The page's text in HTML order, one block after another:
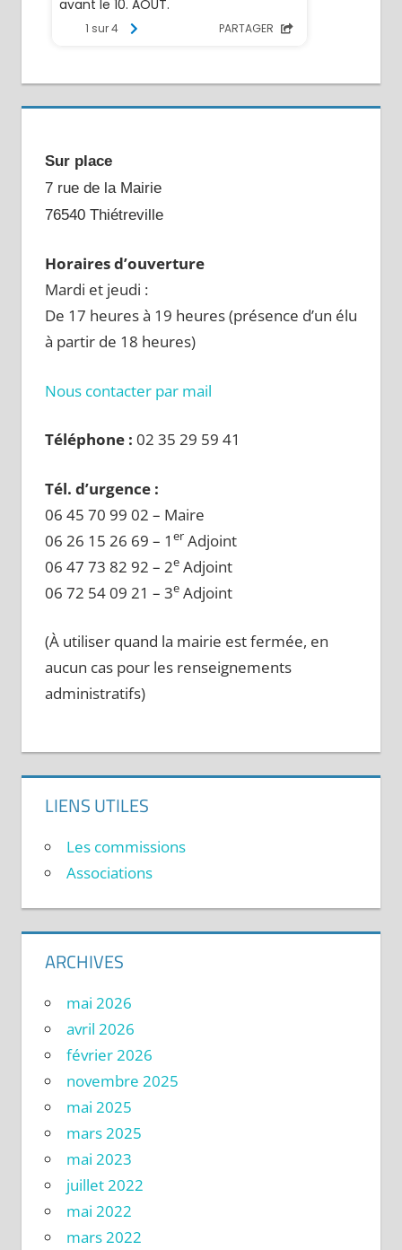
Sur place
7 rue de la Mairie
76540 Thiétreville
Horaires d’ouverture
Mardi et jeudi :
De 17 heures à 19 heures (présence d’un élu
à partir de 18 heures)
Nous contacter par mail
Téléphone : 02 35 29 59 41
Tél. d’urgence :
06 45 70 99 02 – Maire
06 26 15 26 69 – 1 erAdjoint
06 47 73 82 92 – 2eAdjoint
06 72 54 09 21 – 3eAdjoint
(À utiliser quand la mairie est fermée, en
aucun cas pour les renseignements
administratifs)
LIENS UTILES
Les commissions
Associations
ARCHIVES
mai 2026
avril 2026
février 2026
novembre 2025
mai 2025
mars 2025
mai 2023
juillet 2022
mai 2022
mars 2022